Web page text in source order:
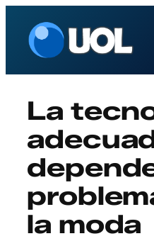
contenido
La
la moda